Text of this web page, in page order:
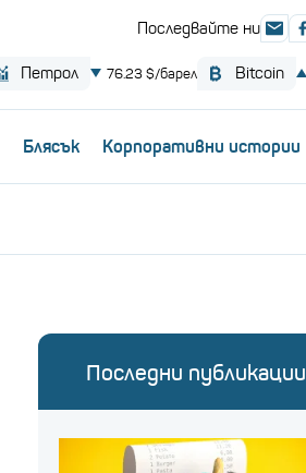
Блясък Корпоративни истории
Последни публикации